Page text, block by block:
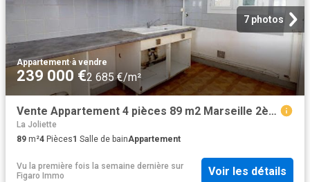
7 photos
Appartement·à vendre
239 000 €2 685 €/m²
Vente Appartement 4 pièces 89 m2 Marseille 2ème
La Joliette
89 m²4 Pièces1 Salle de bainAppartement
Vu la première fois la semaine dernière sur
Figaro Immo
Voir les détails